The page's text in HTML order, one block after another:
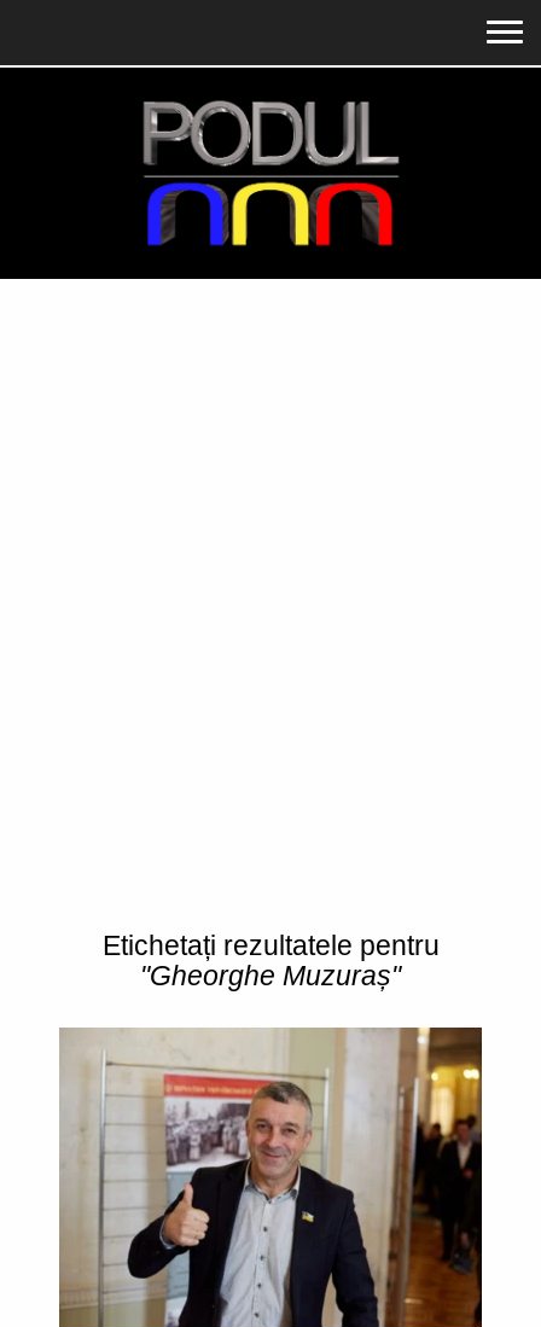
Etichetați rezultatele pentru
"Gheorghe Muzuraș"